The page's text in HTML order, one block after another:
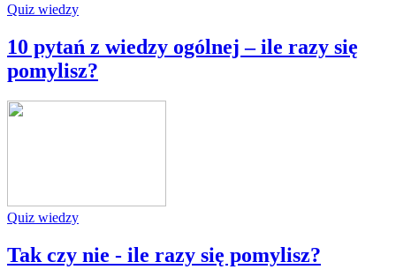
Quiz wiedzy
10 pytań z wiedzy ogólnej – ile razy się
pomylisz?
Quiz wiedzy
Tak czy nie - ile razy się pomylisz?